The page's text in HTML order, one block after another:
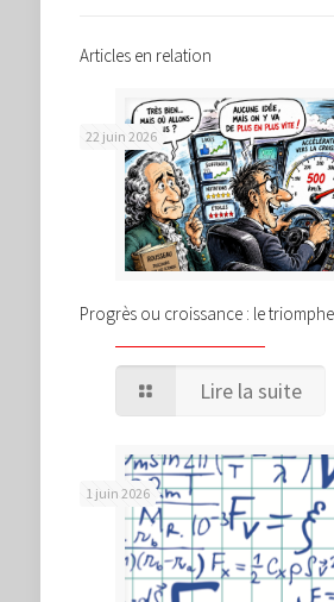
Articles en relation
22 juin 2026
Progrès ou croissance : le
Lire la suite
1 juin 2026